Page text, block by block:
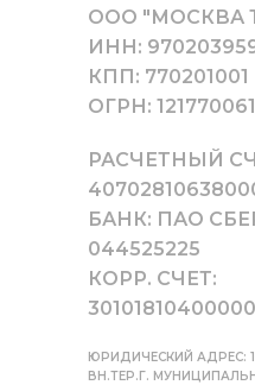
ООО "МОСКВА
ИНН:
КПП: 770201001
ОГРН:
РАСЧЕТНЫЙ
БАНК: ПАО
044525225
КОРР. СЧЕТ:
ЮРИДИЧЕСКИЙ АДРЕС:
ВН.ТЕР.Г.